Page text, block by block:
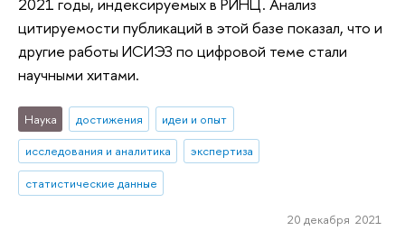
2021 годы, индексируемых в РИНЦ. Анализ
цитируемости публикаций в этой базе показал, что и
другие работы ИСИЭЗ по цифровой теме стали
научными хитами.
Наука достижения
идеи и опыт
исследования и аналитика
экспертиза
статистические данные
20 декабря 2021